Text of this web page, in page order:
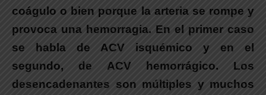
coágulo o bien porque la arteria se rompe y
provoca una hemorragia. En el primer caso
se habla de ACV isquémico y en el
segundo, de ACV hemorrágico. Los
desencadenantes son múltiples y muchos